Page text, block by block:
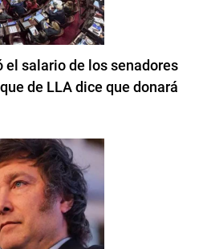
el salario de los senadores
de LLA dice que donará